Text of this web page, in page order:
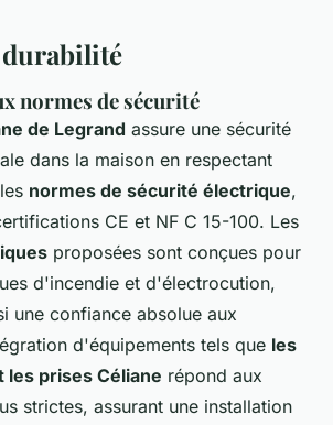
normes de sécurité
de Legrand assure une sécurité
dans la maison en respectant
normes de sécurité électrique,
CE et NF C 15-100. Les
proposées sont conçues pour
d'incendie et d'électrocution,
une confiance absolue aux
d'équipements tels que les
prises Céliane répond aux
strictes, assurant une installation